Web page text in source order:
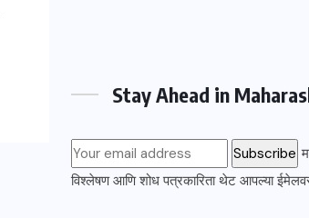
Stay Ahead in
विश्लेषण आणि शोध पत्रकारिता थेट आपल्या